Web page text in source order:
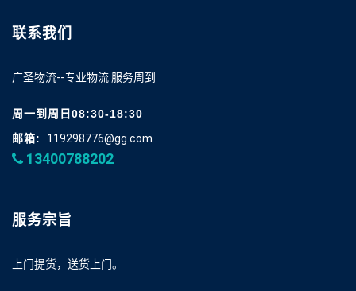
联系我们
广圣物流--专业物流 服务周到
周一到周日08:30-18:30
邮箱:
119298776@gg.com
13400788202
服务宗旨
上门提货，送货上门。